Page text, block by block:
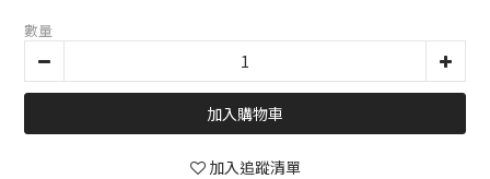
數量
加入購物車
加入追蹤清單